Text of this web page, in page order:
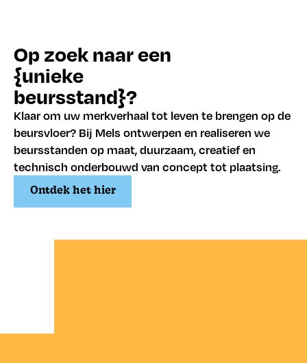
Op zoek naar een
{unieke
beursstand}?
Klaar om uw merkverhaal tot leven te brengen op de
beursvloer? Bij Mels ontwerpen en realiseren we
beursstanden op maat, duurzaam, creatief en
technisch onderbouwd van concept tot plaatsing.
Ontdek het hier